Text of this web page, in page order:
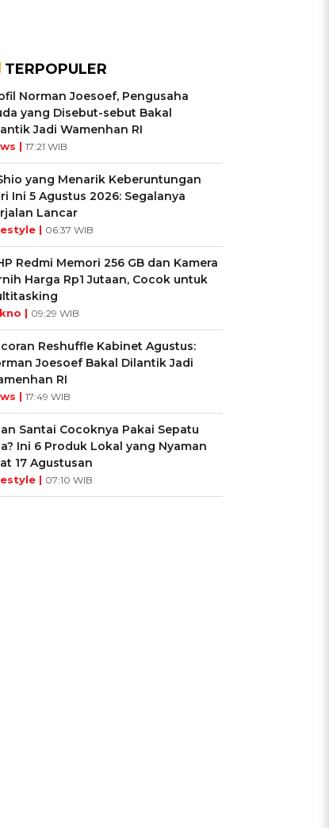
TERPOPULER
Norman Joesoef, Pengusaha
yang Disebut-sebut Bakal
Jadi Wamenhan RI
| 17:21 WIB
yang Menarik Keberuntungan
Ini 5 Agustus 2026: Segalanya
Lancar
| 06:37 WIB
Redmi Memori 256 GB dan Kamera
Harga Rp1 Jutaan, Cocok untuk
| 09:29 WIB
Reshuffle Kabinet Agustus:
Joesoef Bakal Dilantik Jadi
RI
| 17:49 WIB
Santai Cocoknya Pakai Sepatu
Ini 6 Produk Lokal yang Nyaman
17 Agustusan
| 07:10 WIB